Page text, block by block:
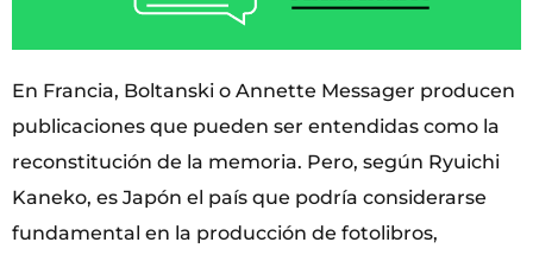
En Francia, Boltanski o Annette Messager producen
publicaciones que pueden ser entendidas como la
reconstitución de la memoria. Pero, según Ryuichi
Kaneko, es Japón el país que podría considerarse
fundamental en la producción de fotolibros,